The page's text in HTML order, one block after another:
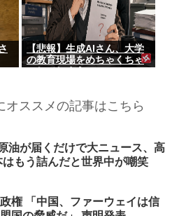
【悲報】生成AIさん、大学
の教育現場をめちゃくちゃ
オススメの記事はこちら
もう詰んだと世界中が嘲笑